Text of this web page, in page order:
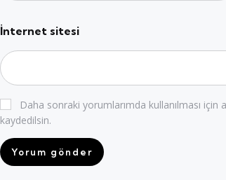
İnternet sitesi
Daha sonraki yorumlarımda kullanılması
kaydedilsin.